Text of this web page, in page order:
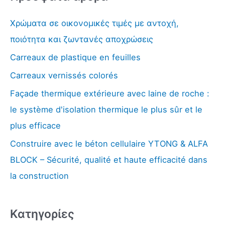
r
c
h
e
r
:
Χρώματα σε οικονομικές τιμές με αντοχή,
ποιότητα και ζωντανές αποχρώσεις
Carreaux de plastique en feuilles
Carreaux vernissés colorés
Façade thermique extérieure avec laine de roche :
le système d'isolation thermique le plus sûr et le
plus efficace
Construire avec le béton cellulaire YTONG & ALFA
BLOCK – Sécurité, qualité et haute efficacité dans
la construction
Kατηγορίες